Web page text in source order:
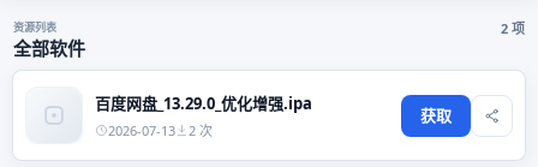
资源列表
全部软件
2 项
百度网盘_13.29.0_优化增强.ipa
2026-07-13 2 次
获取